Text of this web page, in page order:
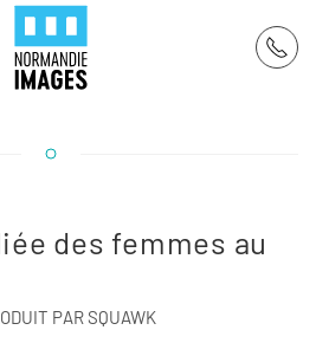
des femmes au
PAR SQUAWK